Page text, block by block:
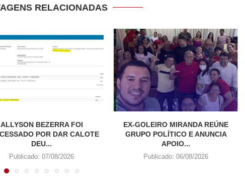
RELACIONADAS
ALLYSON BEZERRA FOI
POR DAR CALOTE
DEU...
Publicado: 07/08/2026
EX-GOLEIRO MIRANDA REÚNE
GRUPO POLÍTICO E ANUNCIA
APOIO...
Publicado: 06/08/2026